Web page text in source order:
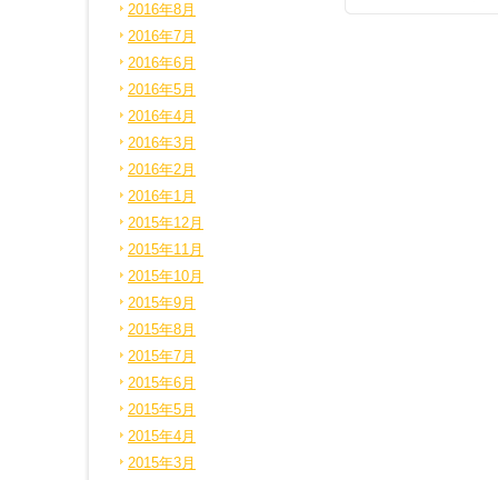
2016年8月
2016年7月
2016年6月
2016年5月
2016年4月
2016年3月
2016年2月
2016年1月
2015年12月
2015年11月
2015年10月
2015年9月
2015年8月
2015年7月
2015年6月
2015年5月
2015年4月
2015年3月